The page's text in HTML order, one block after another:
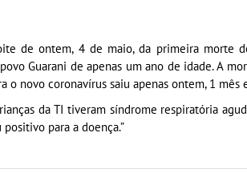
de ontem, 4 de maio, da primeira morte
Guarani de apenas um ano de idade. A
o novo coronavírus saiu apenas ontem, 1 mês
da TI tiveram síndrome respiratória
para a doença.”